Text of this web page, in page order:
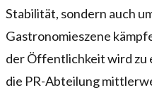
Stabilität, sondern auch
Gastronomieszene
der Öffentlichkeit wird zu
die PR-Abteilung